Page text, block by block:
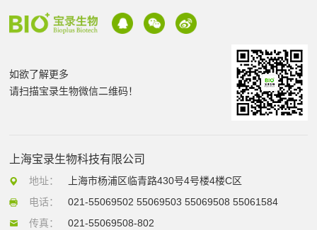
如欲了解更多
请扫描宝录生物微信二维码！
上海宝录生物科技有限公司
地址：
上海市杨浦区临青路430号4号楼4楼C区
电话：
021-55069502 55069503 55069508 55061584
传真：
021-55069508-802